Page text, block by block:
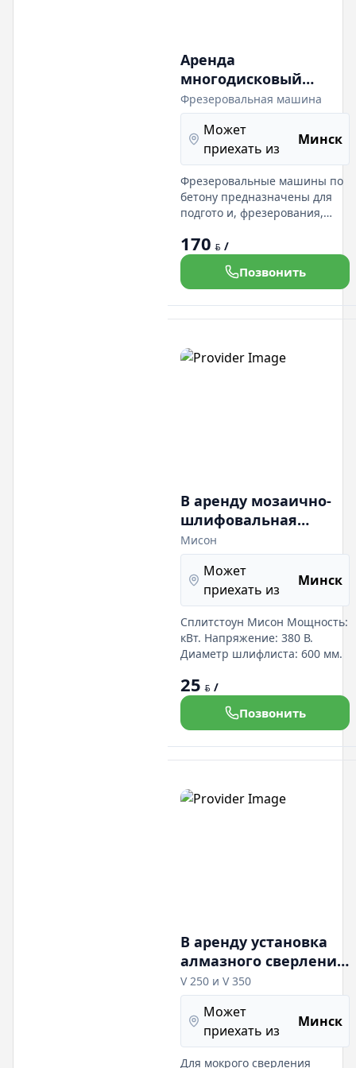
Аренда
многодисковый
резчик,
фрезеровальная
машина электро-
бензо, барабан 200
мм, 300 мм
Фрезеровальная машина
Может
приехать из
Минск
Фрезеровальные машины по
бетону предназначены для
подгото и, фрезерования,
поверхностей в
промышленном, гражданском
и жилищном строительстве.
Также фрезеровальные
машины по бетону
используются при работе: на
взлетно-посадочных полосах,
170 BYN /
Позвонить
В аренду мозаично-
шлифовальная
машина
двухроторная проход
630 мм 380 В,
пылеотвод
Мисон
Может
приехать из
Минск
Сплитстоун Мисон Мощность:
кВт. Напряжение: 380 В.
Диаметр шлифлиста: 600 мм.
25 BYN /
Позвонить
В аренду установка
алмазного сверления
до 500 мм
V 250 и V 350
Может
приехать из
Минск
Для мокрого сверления